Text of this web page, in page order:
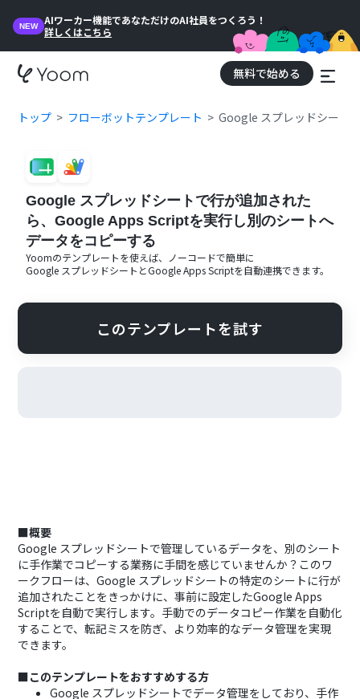
NEW
AIワーカー機能であなただけのAI社員をつくろう！
詳しくはこちら
無料で始める
トップ フローボットテンプレート Google スプレッドシート
Google スプレッドシートで行が追加された
ら、Google Apps Scriptを実行し別のシートへ
データをコピーする
Yoomのテンプレートを使えば、ノーコードで簡単に
Google スプレッドシート とGoogle Apps Scriptを自動連携できます。
このテンプレートを試す
■概要
Google スプレッドシートで管理しているデータを、別のシート
に手作業でコピーする業務に手間を感じていませんか？このワ
ークフローは、Google スプレッドシートの特定のシートに行が
追加されたことをきっかけに、事前に設定したGoogle Apps
Scriptを自動で実行します。手動でのデータコピー作業を自動化
することで、転記ミスを防ぎ、より効率的なデータ管理を実現
できます。
■このテンプレートをおすすめする方
Google スプレッドシートでデータ管理をしており、手作